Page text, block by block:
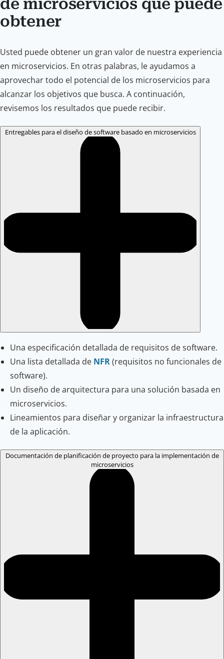
de microservicios que puede
obtener
Usted puede obtener un gran valor de nuestra experiencia
en microservicios. En otras palabras, le ayudamos a
aprovechar todo el potencial de los microservicios para
alcanzar los objetivos que busca. A continuación,
revisemos los resultados que puede recibir.
Entregables para el diseño de software basado en microservicios
Una especificación detallada de requisitos de software.
Una lista detallada de NFR(requisitos no funcionales de
software).
Un diseño de arquitectura para una solución basada en
microservicios.
Lineamientos para diseñar y organizar la infraestructura
de la aplicación.
Documentación de planificación de proyecto para la implementación de
microservicios